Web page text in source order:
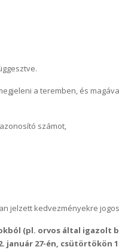
a teremben, és
számot,
jelzett kedvezményekre
(pl. orvos által igazolt
január 27-én, csütörtökön